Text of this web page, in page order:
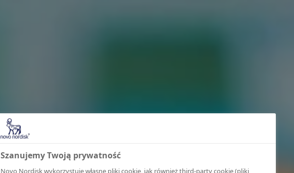
Szanujemy Twoją prywatność
Novo Nordisk wykorzystuje własne pliki cookie, jak również third-party cookie (pliki